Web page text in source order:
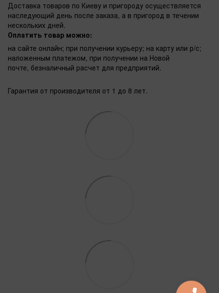
Доставка товаров по Киеву и пригороду осуществляется
наследующий день после заказа, а в пригород в течении
нескольких дней.
Оплатить товар можно:
на сайте онлайн; при получении курьеру; на карту или р/с;
наложенным платежом, при получении на Новой
почте, безналичный расчет для предприятий.
Гарантия от производителя от 1 до 8 лет.